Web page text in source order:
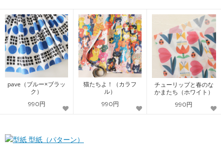
pave（ブルー×ブラッ
ク）
990円
猫たちよ！（カラフ
ル）
990円
チューリップと春のな
かまたち（ホワイト）
990円
型紙（パターン）